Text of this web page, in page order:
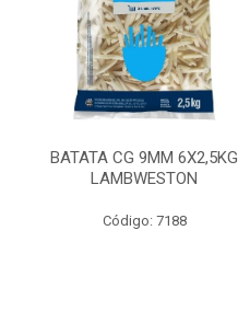
BATATA CG 9MM 6X2,5KG
LAMBWESTON
Código: 7188